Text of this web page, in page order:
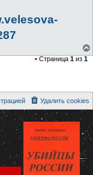
• Страница 1 из 1
Удалить cookies